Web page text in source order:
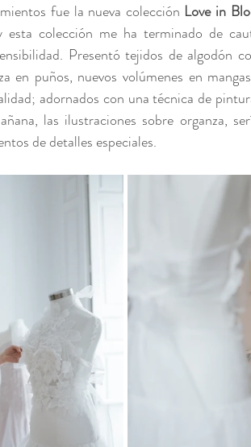
fue la nueva colección Love in
colección me ha terminado de
Presentó tejidos de algodón
en puños, nuevos volúmenes en
adornados con una técnica de
las ilustraciones sobre organza,
de detalles especiales.